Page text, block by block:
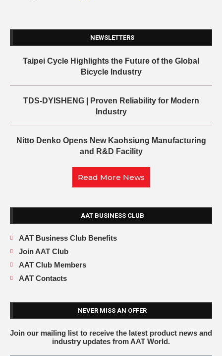
NEWSLETTERS
Taipei Cycle Highlights the Future of the Global
Bicycle Industry
TDS-DYISHENG | Proven Reliability for Modern
Industry
Nitto Denko Opens New Kaohsiung Manufacturing
and R&D Facility
Read More News
AAT BUSINESS CLUB
AAT Business Club Benefits
Join AAT Club
AAT Club Members
AAT Contacts
NEVER MISS AN OFFER
Join our mailing list to receive the latest product news and
industry updates from AAT World.